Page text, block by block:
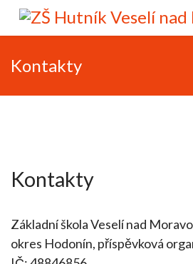
Kontakty
Kontakty
Základní škola Veselí nad
okres Hodonín, příspěvková